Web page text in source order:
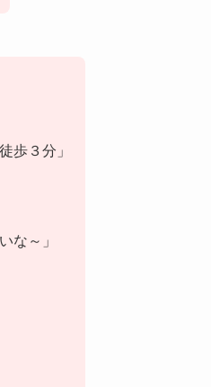
歩３分」
な～」